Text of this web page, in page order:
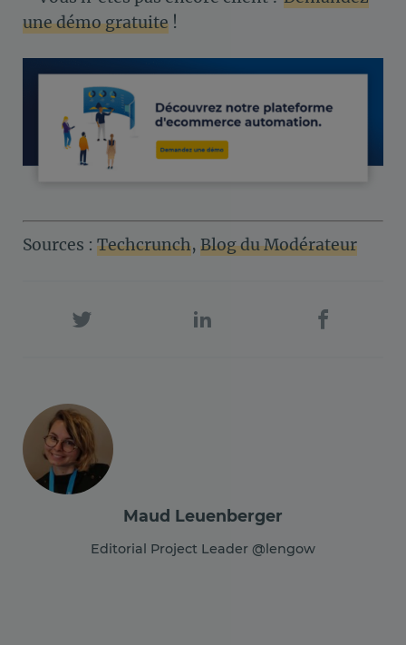
une démo gratuite !
Sources : Techcrunch, Blog du Modérateur
Maud Leuenberger
Editorial Project Leader @lengow